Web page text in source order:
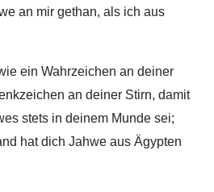
an mir gethan, als ich aus
ein Wahrzeichen an deiner
an deiner Stirn, damit
stets in deinem Munde sei;
hat dich Jahwe aus Ägypten